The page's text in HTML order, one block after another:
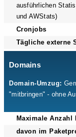
ausführlichen
und AWStats)
Cronjobs
Tägliche externe
Domains
Domain-Umzug:
"mitbringen" - ohne
Maximale Anzahl
davon im